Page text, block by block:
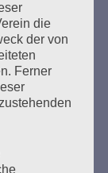
Weiter
großen
die
der von
Ferner